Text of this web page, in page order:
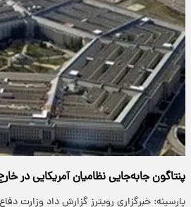
پنتاگون جابه‌جایی نظامیان آمریکایی در
پارسینه: خبرگزاری رویترز گزارش داد وزارت